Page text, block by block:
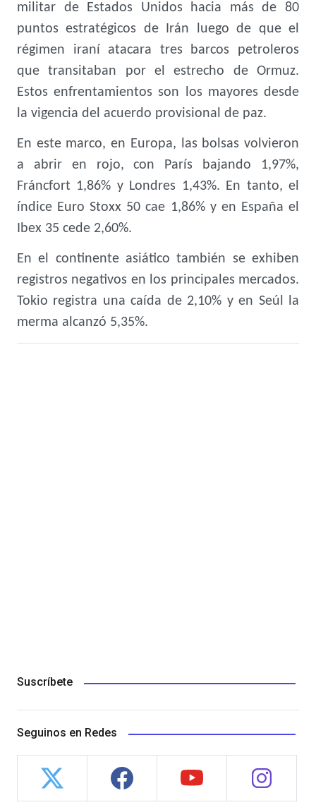
militar de Estados Unidos hacia más de 80
puntos estratégicos de Irán luego de que el
régimen iraní atacara tres barcos petroleros
que transitaban por el estrecho de Ormuz.
Estos enfrentamientos son los mayores desde
la vigencia del acuerdo provisional de paz.
En este marco, en Europa, las bolsas volvieron
a abrir en rojo, con París bajando 1,97%,
Fráncfort 1,86% y Londres 1,43%. En tanto, el
índice Euro Stoxx 50 cae 1,86% y en España el
Ibex 35 cede 2,60%.
En el continente asiático también se exhiben
registros negativos en los principales mercados.
Tokio registra una caída de 2,10% y en Seúl la
merma alcanzó 5,35%.
Suscríbete
Seguinos en Redes